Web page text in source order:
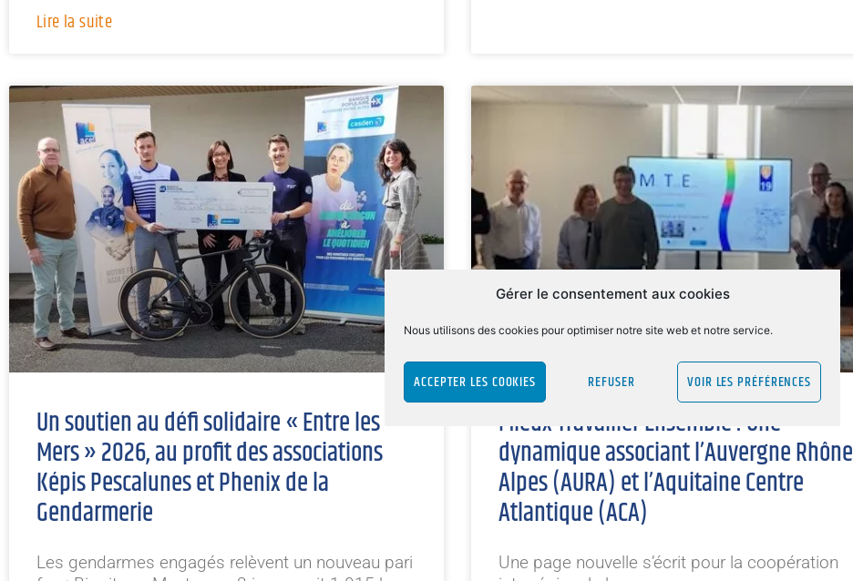
Gérer le consentement aux cookies
Nous utilisons des cookies pour optimiser notre site web et notre service.
ACCEPTER LES COOKIES REFUSER VOIR LES PRÉFÉRENCES
Lire la suite
Un soutien au défi solidaire « Entre les
Mers » 2026, au profit des associations
Képis Pescalunes et Phenix de la
Gendarmerie
Les gendarmes engagés relèvent un nouveau pari
Mieux Travailler Ensemble : Une
dynamique associant l’Auvergne Rhône
Alpes (AURA) et l’Aquitaine Centre
Atlantique (ACA)
Une page nouvelle s’écrit pour la coopération